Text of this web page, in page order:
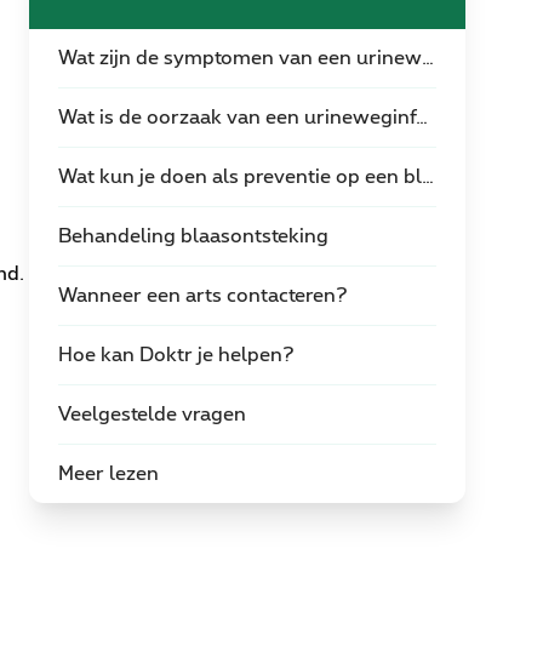
Wat zijn de symptomen van een urineweginfectie?
Wat is de oorzaak van een urineweginfectie?
Wat kun je doen als preventie op een blaasontsteking?
Behandeling blaasontsteking
Wanneer een arts contacteren?
Hoe kan Doktr je helpen?
Veelgestelde vragen
Meer lezen